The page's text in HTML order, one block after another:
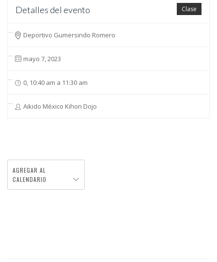
Clase
Detalles del evento
Deportivo Gumersindo Romero
mayo 7, 2023
0, 10:40 am a 11:30 am
Aikido México Kihon Dojo
AGREGAR AL
CALENDARIO